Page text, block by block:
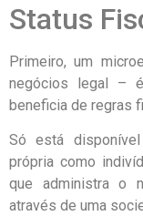
Status
Primeiro, um
negócios legal –
beneficia de regras
Só está
própria como
que administra o
através de uma